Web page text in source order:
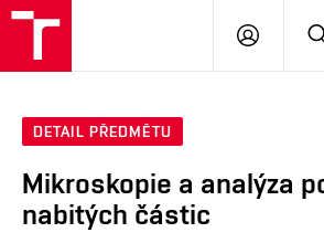
DETAIL PŘEDMĚTU
Mikroskopie a analýza
nabitých částic